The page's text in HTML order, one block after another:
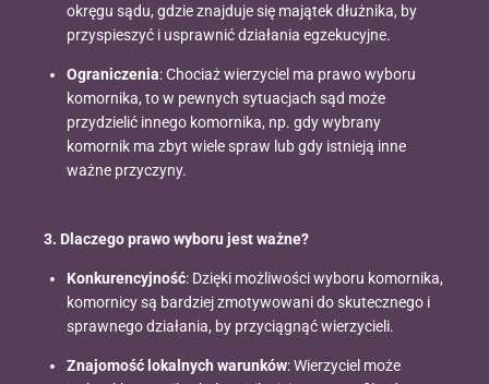
okręgu sądu, gdzie znajduje się majątek dłużnika, by
przyspieszyć i usprawnić działania egzekucyjne.
Ograniczenia: Chociaż wierzyciel ma prawo wyboru
komornika, to w pewnych sytuacjach sąd może
przydzielić innego komornika, np. gdy wybrany
komornik ma zbyt wiele spraw lub gdy istnieją inne
ważne przyczyny.
3. Dlaczego prawo wyboru jest ważne?
Konkurencyjność: Dzięki możliwości wyboru komornika,
komornicy są bardziej zmotywowani do skutecznego i
sprawnego działania, by przyciągnąć wierzycieli.
Znajomość lokalnych warunków: Wierzyciel może